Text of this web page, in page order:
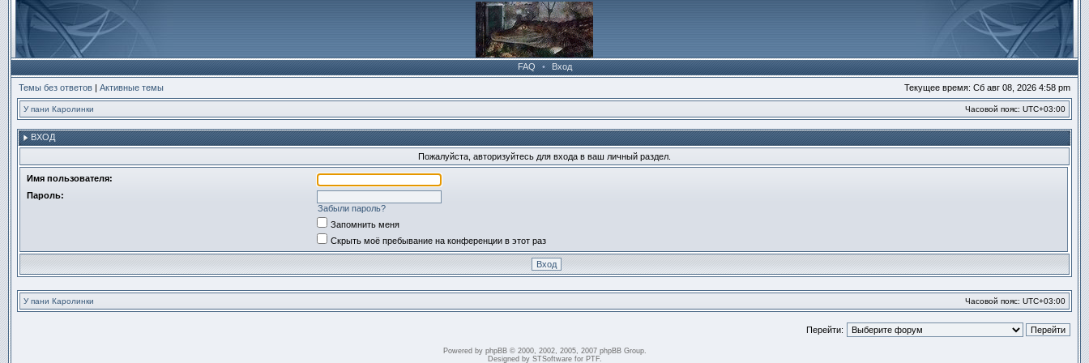
FAQ • Вход
Темы без ответов | Активные темы Текущее время: Сб авг 08, 2026 4:58 pm
У пани Каролинки Часовой пояс: UTC+03:00
ВХОД
Пожалуйста, авторизуйтесь для входа в ваш личный раздел.
Имя пользователя:
Пароль:
Забыли пароль?
Запомнить меня
Скрыть моё пребывание на конференции в этот раз
У пани Каролинки Часовой пояс: UTC+03:00
Перейти:
Powered by phpBB© 2000, 2002, 2005, 2007 phpBB Group.
Designed by STSoftwarefor PTF.